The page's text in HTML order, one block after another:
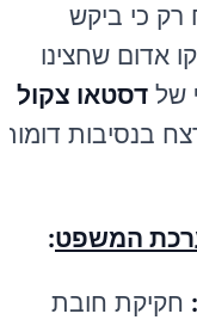
רק כי ביקש
אדום שחצינו
של דסטאו צקול
בנסיבות דומות
המשפט:
חקיקת חובת